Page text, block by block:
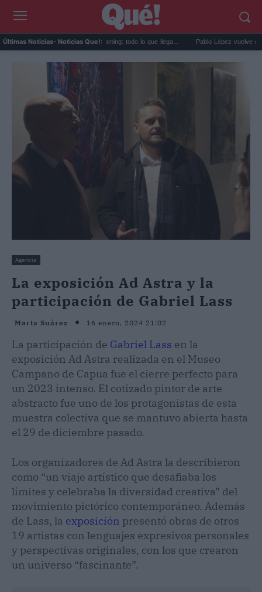
Últimas Noticias- Noticias Que!:
Estrenos de agosto en streaming: todo lo que llega... Pablo López vuelve con 'El
Agencia
La exposición Ad Astra y la
participación de Gabriel Lass
Marta Suárez 16 enero, 2024 21:02
La participación de Gabriel Lass en la
exposición Ad Astra realizada en el Museo
Campano de Capua fue el cierre perfecto para
un 2023 intenso. El cotizado pintor de arte
abstracto fue uno de los protagonistas de esta
muestra colectiva que se mantuvo abierta hasta
el 29 de diciembre pasado.
Los organizadores de Ad Astra la describieron
como “un viaje artístico que desafiaba los
límites y celebraba la diversidad creativa” del
movimiento pictórico contemporáneo. Además
de Lass, la exposición presentó obras de otros
19 artistas con lenguajes expresivos personales
y perspectivas originales, con los que crearon
un universo “fascinante”.